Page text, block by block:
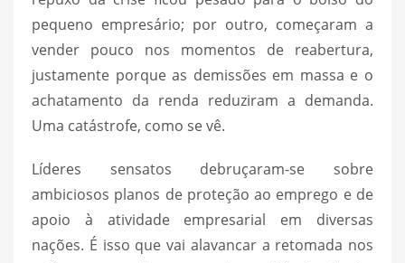
pequeno empresário; por outro, começaram a
vender pouco nos momentos de reabertura,
justamente porque as demissões em massa e o
achatamento da renda reduziram a demanda.
Uma catástrofe, como se vê.
Líderes sensatos debruçaram-se sobre
ambiciosos planos de proteção ao emprego e de
apoio à atividade empresarial em diversas
nações. É isso que vai alavancar a retomada nos